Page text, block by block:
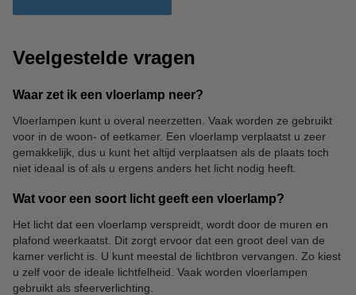
Veelgestelde vragen
Waar zet ik een vloerlamp neer?
Vloerlampen kunt u overal neerzetten. Vaak worden ze gebruikt
voor in de woon- of eetkamer. Een vloerlamp verplaatst u zeer
gemakkelijk, dus u kunt het altijd verplaatsen als de plaats toch
niet ideaal is of als u ergens anders het licht nodig heeft.
Wat voor een soort licht geeft een vloerlamp?
Het licht dat een vloerlamp verspreidt, wordt door de muren en
plafond weerkaatst. Dit zorgt ervoor dat een groot deel van de
kamer verlicht is. U kunt meestal de lichtbron vervangen. Zo kiest
u zelf voor de ideale lichtfelheid. Vaak worden vloerlampen
gebruikt als sfeerverlichting.